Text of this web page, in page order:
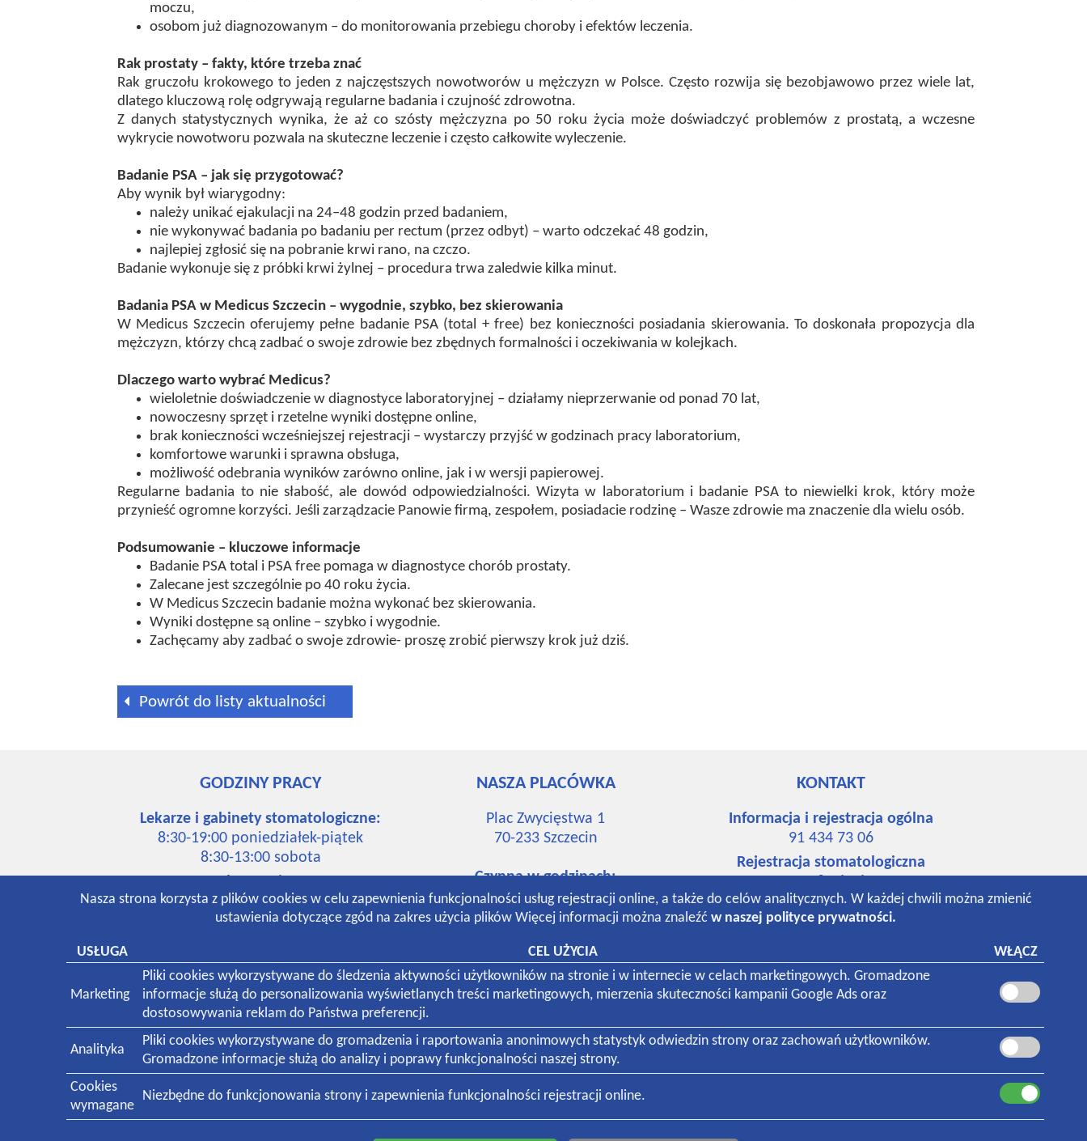
moczu,
osobom już diagnozowanym – do monitorowania przebiegu choroby i efektów leczenia.
Rak prostaty – fakty, które trzeba znać
Rak gruczołu krokowego to jeden z najczęstszych nowotworów u mężczyzn w Polsce. Często rozwija się bezobjawowo przez wiele lat,
dlatego kluczową rolę odgrywają regularne badania i czujność zdrowotna.
Z danych statystycznych wynika, że aż co szósty mężczyzna po 50 roku życia może doświadczyć problemów z prostatą, a wczesne
wykrycie nowotworu pozwala na skuteczne leczenie i często całkowite wyleczenie.
Badanie PSA – jak się przygotować?
Aby wynik był wiarygodny:
należy unikać ejakulacji na 24–48 godzin przed badaniem,
nie wykonywać badania po badaniu per rectum (przez odbyt) – warto odczekać 48 godzin,
najlepiej zgłosić się na pobranie krwi rano, na czczo.
Badanie wykonuje się z próbki krwi żylnej – procedura trwa zaledwie kilka minut.
Badania PSA w Medicus Szczecin – wygodnie, szybko, bez skierowania
W Medicus Szczecin oferujemy pełne badanie PSA (total + free) bez konieczności posiadania skierowania. To doskonała propozycja dla
mężczyzn, którzy chcą zadbać o swoje zdrowie bez zbędnych formalności i oczekiwania w kolejkach.
Dlaczego warto wybrać Medicus?
wieloletnie doświadczenie w diagnostyce laboratoryjnej – działamy nieprzerwanie od ponad 70 lat,
nowoczesny sprzęt i rzetelne wyniki dostępne online,
brak konieczności wcześniejszej rejestracji – wystarczy przyjść w godzinach pracy laboratorium,
komfortowe warunki i sprawna obsługa,
możliwość odebrania wyników zarówno online, jak i w wersji papierowej.
Regularne badania to nie słabość, ale dowód odpowiedzialności. Wizyta w laboratorium i badanie PSA to niewielki krok, który może
przynieść ogromne korzyści. Jeśli zarządzacie Panowie firmą, zespołem, posiadacie rodzinę – Wasze zdrowie ma znaczenie dla wielu osób.
Podsumowanie – kluczowe informacje
Badanie PSA total i PSA free pomaga w diagnostyce chorób prostaty.
Zalecane jest szczególnie po 40 roku życia.
W Medicus Szczecin badanie można wykonać bez skierowania.
Wyniki dostępne są online – szybko i wygodnie.
Zachęcamy aby zadbać o swoje zdrowie- proszę zrobić pierwszy krok już dziś.
Powrót do listy aktualności
GODZINY PRACY
Lekarze i gabinety stomatologiczne:
8:30-19:00 poniedziałek-piątek
8:30-13:00 sobota
7:00-16:00 poniedziałek-piątek
8:30-12:30 sobota
8:00-18:30 poniedziałek-piątek
8:30-13:00 sobota
NASZA PLACÓWKA
Plac Zwycięstwa 1
70-233 Szczecin
Czynna w godzinach:
7:30-19:00 poniedziałek-piątek
8:30-13:00 sobota
KONTAKT
Informacja i rejestracja ogólna
91 434 73 06
Rejestracja stomatologiczna
534 742 148
531 018 293
91 434 94 76
Świadczymy usługi medyczne dla pacjentów firm:
Nasza strona korzysta z plików cookies w celu zapewnienia funkcjonalności usług rejestracji online, a także do celów analitycznych. W każdej chwili można zmienić
ustawienia dotyczące zgód na zakres użycia plików Więcej informacji można znaleźć w naszej polityce prywatności.
USŁUGA CEL UŻYCIA WŁĄCZ
Marketing
Pliki cookies wykorzystywane do śledzenia aktywności użytkowników na stronie i w internecie w celach marketingowych. Gromadzone
informacje służą do personalizowania wyświetlanych treści marketingowych, mierzenia skuteczności kampanii Google Ads oraz
dostosowywania reklam do Państwa preferencji.
Analityka
Pliki cookies wykorzystywane do gromadzenia i raportowania anonimowych statystyk odwiedzin strony oraz zachowań użytkowników.
Gromadzone informacje służą do analizy i poprawy funkcjonalności naszej strony.
Cookies
wymagane
Niezbędne do funkcjonowania strony i zapewnienia funkcjonalności rejestracji online.